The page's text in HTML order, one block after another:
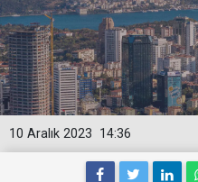
14:36
10 Aralık 2023